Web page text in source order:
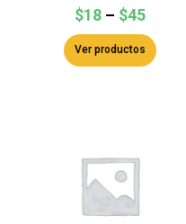
$18– $45
Ver productos